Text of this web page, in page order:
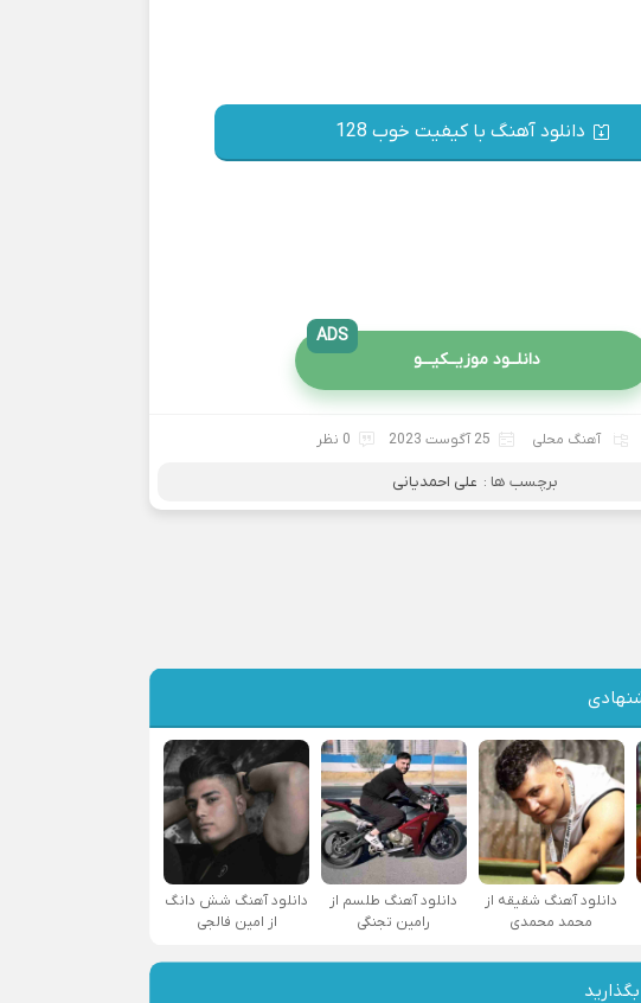
دانلود آهنگ با کیفیت خوب 128
دانلــود موزیــکیـــو
ADS
آهنگ محلی 25 آگوست 2023 0 نظر
برچسب ها : علی احمدیانی
دانلود آهنگ شقیقه از
محمد محمدی
دانلود آهنگ طلسم از
رامین تجنگی
دانلود آهنگ شش دانگ
از امین فالجی